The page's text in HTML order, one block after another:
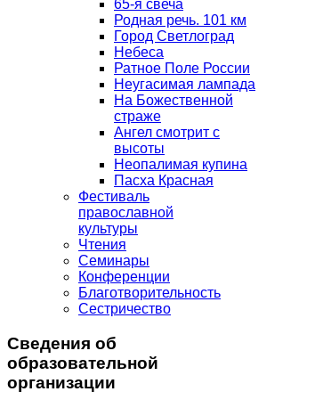
65-я свеча
Родная речь. 101 км
Город Светлоград
Небеса
Ратное Поле России
Неугасимая лампада
На Божественной
страже
Ангел смотрит с
высоты
Неопалимая купина
Пасха Красная
Фестиваль
православной
культуры
Чтения
Семинары
Конференции
Благотворительность
Сестричество
Сведения об
образовательной
организации